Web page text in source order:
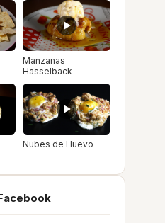
Manzanas
Hasselback
Nubes de Huevo